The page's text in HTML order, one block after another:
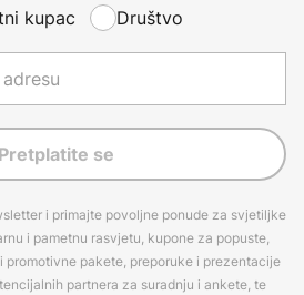
kupac Društvo
Pretplatite se
i primajte povoljne ponude za svjetiljke
i pametnu rasvjetu, kupone za popuste,
pakete, preporuke i prezentacije
partnera za suradnju i ankete, te